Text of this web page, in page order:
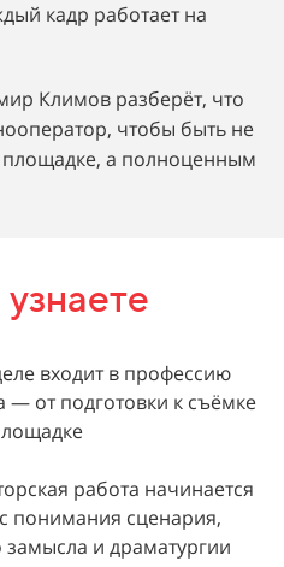
кадр работает на
Климов разберёт, что
чтобы быть не
а полноценным
входит в профессию
— от подготовки к съёмке
работа начинается
понимания сценария,
замысла и драматургии